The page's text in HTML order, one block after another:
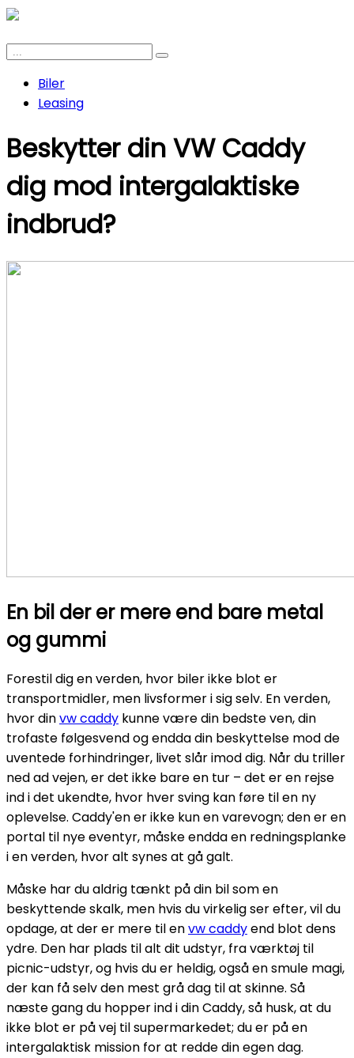
Biler
Leasing
Beskytter din VW Caddy
dig mod intergalaktiske
indbrud?
En bil der er mere end bare metal
og gummi
Forestil dig en verden, hvor biler ikke blot er
transportmidler, men livsformer i sig selv. En verden,
hvor dinvw caddy kunne være din bedste ven, din
trofaste følgesvend og endda din beskyttelse mod de
uventede forhindringer, livet slår imod dig. Når du triller
ned ad vejen, er det ikke bare en tur – det er en rejse
ind i det ukendte, hvor hver sving kan føre til en ny
oplevelse. Caddy'en er ikke kun en varevogn; den er en
portal til nye eventyr, måske endda en redningsplanke
i en verden, hvor alt synes at gå galt.
Måske har du aldrig tænkt på din bil som en
beskyttende skalk, men hvis du virkelig ser efter, vil du
opdage, at der er mere til envw caddyend blot dens
ydre. Den har plads til alt dit udstyr, fra værktøj til
picnic-udstyr, og hvis du er heldig, også en smule magi,
der kan få selv den mest grå dag til at skinne. Så
næste gang du hopper ind i din Caddy, så husk, at du
ikke blot er på vej til supermarkedet; du er på en
intergalaktisk mission for at redde din egen dag.